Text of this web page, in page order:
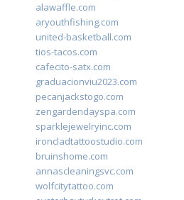
alawaffle.com
aryouthfishing.com
united-basketball.com
tios-tacos.com
cafecito-satx.com
graduacionviu2023.com
pecanjackstogo.com
zengardendayspa.com
sparklejewelryinc.com
ironcladtattoostudio.com
bruinshome.com
annascleaningsvc.com
wolfcitytattoo.com